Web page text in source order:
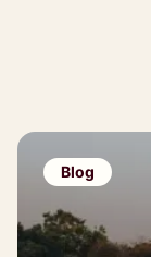
Blog